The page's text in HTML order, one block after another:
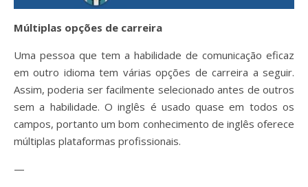
Múltiplas opções de carreira
Uma pessoa que tem a habilidade de comunicação eficaz
em outro idioma tem várias opções de carreira a seguir.
Assim, poderia ser facilmente selecionado antes de outros
sem a habilidade. O inglês é usado quase em todos os
campos, portanto um bom conhecimento de inglês oferece
múltiplas plataformas profissionais.
—